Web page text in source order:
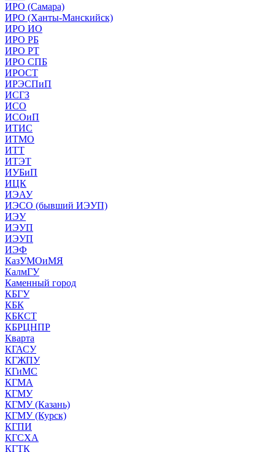
ИРО (Самара)
ИРО (Ханты-Манскийск)
ИРО ИО
ИРО РБ
ИРО РТ
ИРО СПБ
ИРОСТ
ИРЭСПиП
ИСГЗ
ИСО
ИСОиП
ИТИС
ИТМО
ИТТ
ИТЭТ
ИУБиП
ИЦК
ИЭАУ
ИЭСО (бывший ИЭУП)
ИЭУ
ИЭУП
ИЭУП
ИЭФ
КазУМОиМЯ
КалмГУ
Каменный город
КБГУ
КБК
КБКСТ
КБРЦНПР
Кварта
КГАСУ
КГЖПУ
КГиМС
КГМА
КГМУ
КГМУ (Казань)
КГМУ (Курск)
КГПИ
КГСХА
КГТК